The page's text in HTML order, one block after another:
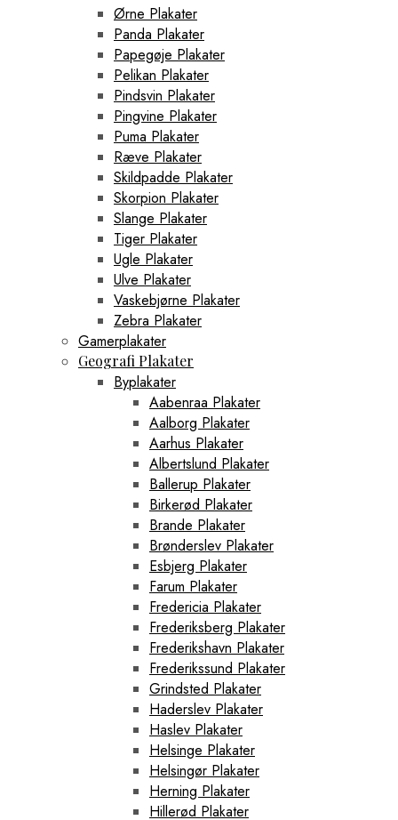
Ørne Plakater
Panda Plakater
Papegøje Plakater
Pelikan Plakater
Pindsvin Plakater
Pingvine Plakater
Puma Plakater
Ræve Plakater
Skildpadde Plakater
Skorpion Plakater
Slange Plakater
Tiger Plakater
Ugle Plakater
Ulve Plakater
Vaskebjørne Plakater
Zebra Plakater
Gamerplakater
Geografi Plakater
Byplakater
Aabenraa Plakater
Aalborg Plakater
Aarhus Plakater
Albertslund Plakater
Ballerup Plakater
Birkerød Plakater
Brande Plakater
Brønderslev Plakater
Esbjerg Plakater
Farum Plakater
Fredericia Plakater
Frederiksberg Plakater
Frederikshavn Plakater
Frederikssund Plakater
Grindsted Plakater
Haderslev Plakater
Haslev Plakater
Helsinge Plakater
Helsingør Plakater
Herning Plakater
Hillerød Plakater